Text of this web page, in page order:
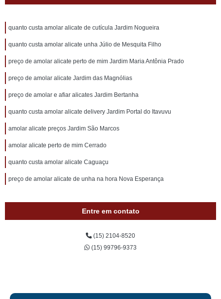
quanto custa amolar alicate de cutícula Jardim Nogueira
quanto custa amolar alicate unha Júlio de Mesquita Filho
preço de amolar alicate perto de mim Jardim Maria Antônia Prado
preço de amolar alicate Jardim das Magnólias
preço de amolar e afiar alicates Jardim Bertanha
quanto custa amolar alicate delivery Jardim Portal do Itavuvu
amolar alicate preços Jardim São Marcos
amolar alicate perto de mim Cerrado
quanto custa amolar alicate Caguaçu
preço de amolar alicate de unha na hora Nova Esperança
Entre em contato
(15) 2104-8520
(15) 99796-9373